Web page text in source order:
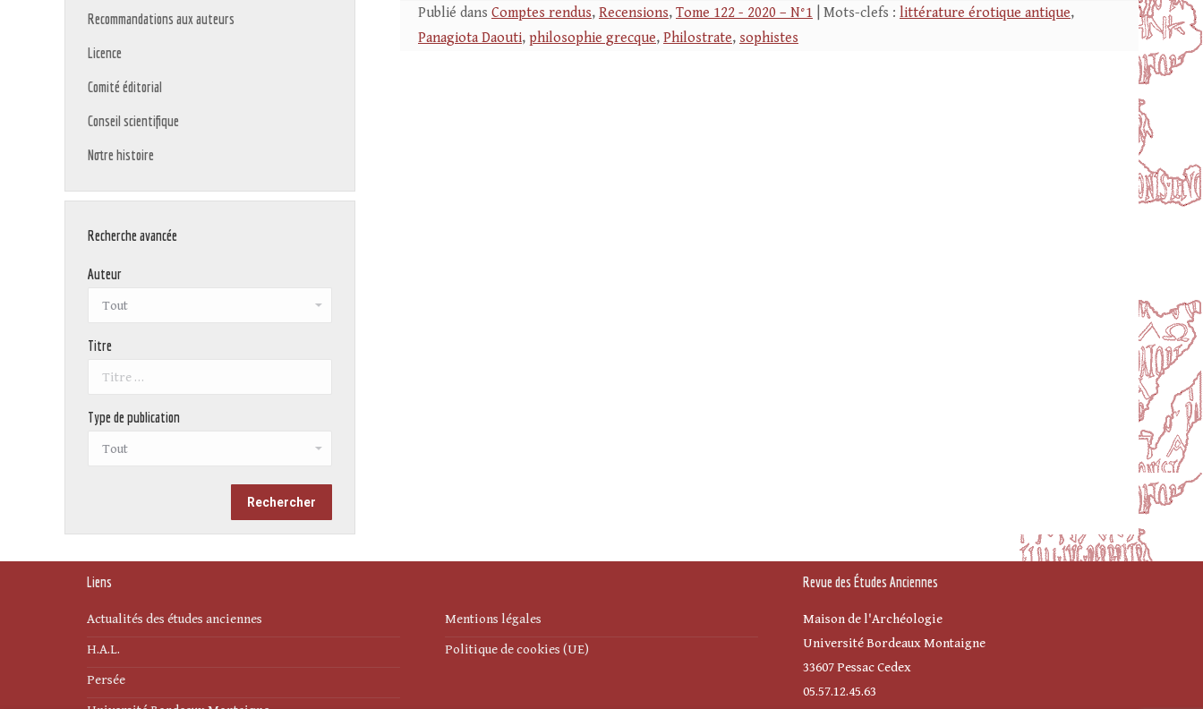
Publié dans Comptes rendus, Recensions, Tome 122 - 2020 – N°1 | Mots-clefs : littérature érotique antique,
Panagiota Daouti, philosophie grecque, Philostrate, sophistes
Recommandations aux auteurs
Licence
Comité éditorial
Conseil scientifique
Notre histoire
Recherche avancée
Auteur
Titre
Type de publication
Liens
Actualités des études anciennes
H.A.L.
Persée
Mentions légales
Politique de cookies (UE)
Revue des Études Anciennes
Maison de l'Archéologie
Université Bordeaux Montaigne
33607 Pessac Cedex
05.57.12.45.63